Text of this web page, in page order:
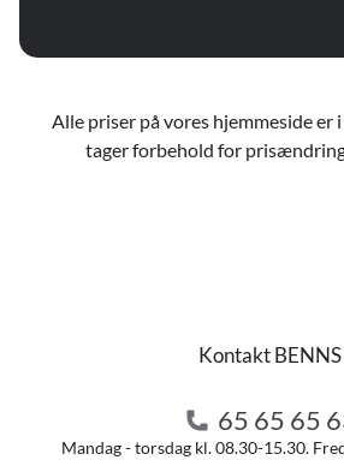
Alle priser på vores hjemmeside er
tager forbehold for
Kontakt BENNS
65 65 65
Mandag - torsdag kl. 08.30-15.30.